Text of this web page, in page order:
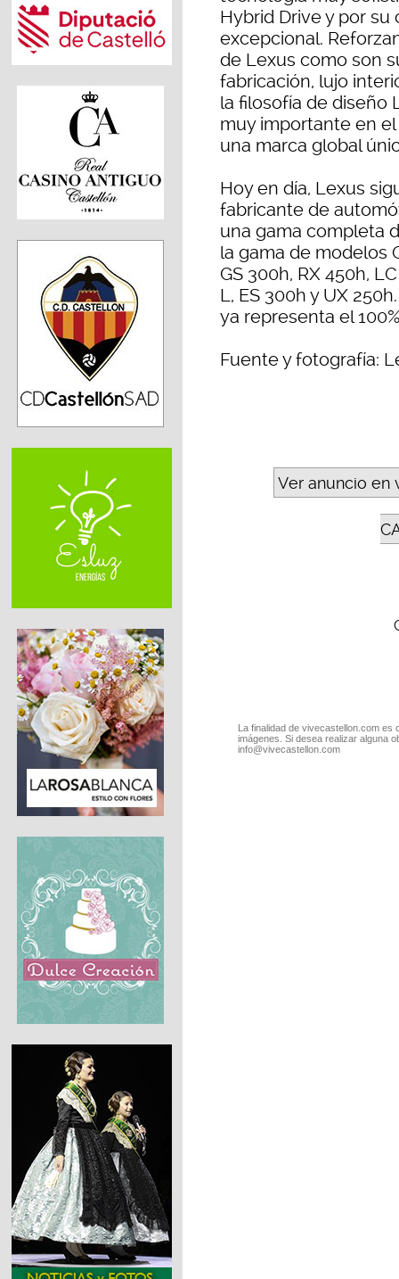
Hybrid Drive y por
excepcional.
de Lexus como son
fabricación, lujo
la filosofía de diseño
muy importante en
una marca global
Hoy en día, Lexus
fabricante de
una gama completa
la gama de modelos
GS 300h, RX 450h,
L, ES 300h y UX
ya representa el
Fuente y fotografía:
Ver anuncio en
La finalidad de vivecastellon.com
imágenes. Si desea realizar alguna
info@vivecastellon.com